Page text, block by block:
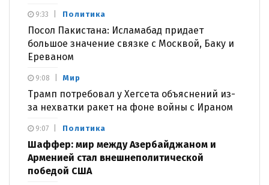
Политика
Посол Пакистана: Исламабад придает
большое значение связке с Москвой, Баку и
Ереваном
9:33
Мир
Трамп потребовал у Хегсета объяснений из-
за нехватки ракет на фоне войны с Ираном
9:08
Политика
Шаффер: мир между Азербайджаном и
Арменией стал внешнеполитической
победой США
9:07